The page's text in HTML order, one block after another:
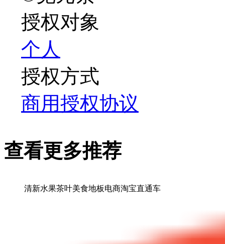
授权对象
个人
授权方式
商用授权协议
查看更多推荐
清新水果茶叶美食地板电商淘宝直通车